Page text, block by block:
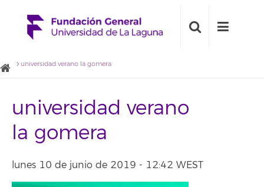
universidad verano la gomera
universidad verano
la gomera
lunes 10 de junio de 2019 - 12:42 WEST